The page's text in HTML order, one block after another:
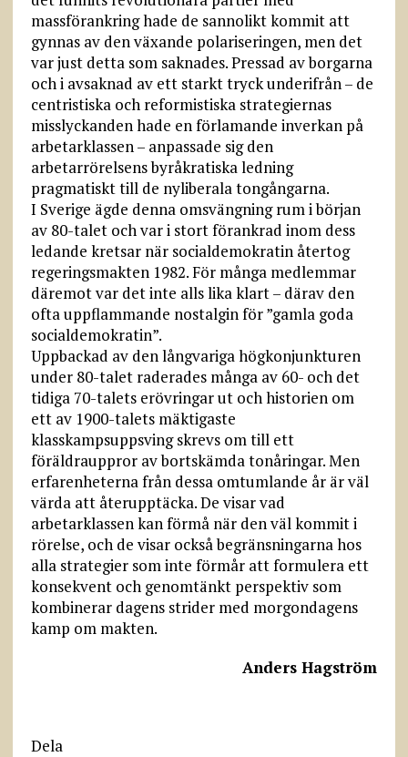
massförankring hade de sannolikt kommit att
gynnas av den växande polariseringen, men det
var just detta som saknades. Pressad av borgarna
och i avsaknad av ett starkt tryck underifrån – de
centristiska och reformistiska strategiernas
misslyckanden hade en förlamande inverkan på
arbetarklassen – anpassade sig den
arbetarrörelsens byråkratiska ledning
pragmatiskt till de nyliberala tongångarna.
I Sverige ägde denna omsvängning rum i början
av 80-talet och var i stort förankrad inom dess
ledande kretsar när socialdemokratin återtog
regeringsmakten 1982. För många medlemmar
däremot var det inte alls lika klart – därav den
ofta uppflammande nostalgin för ”gamla goda
socialdemokratin”.
Uppbackad av den långvariga högkonjunkturen
under 80-talet raderades många av 60- och det
tidiga 70-talets erövringar ut och historien om
ett av 1900-talets mäktigaste
klasskampsuppsving skrevs om till ett
föräldrauppror av bortskämda tonåringar. Men
erfarenheterna från dessa omtumlande år är väl
värda att återupptäcka. De visar vad
arbetarklassen kan förmå när den väl kommit i
rörelse, och de visar också begränsningarna hos
alla strategier som inte förmår att formulera ett
konsekvent och genomtänkt perspektiv som
kombinerar dagens strider med morgondagens
kamp om makten.
Anders Hagström
Dela